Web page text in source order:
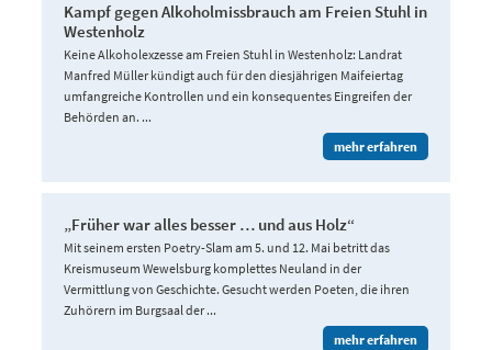
Kampf gegen Alkoholmissbrauch am Freien Stuhl in
Westenholz
Keine Alkoholexzesse am Freien Stuhl in Westenholz: Landrat
Manfred Müller kündigt auch für den diesjährigen Maifeiertag
umfangreiche Kontrollen und ein konsequentes Eingreifen der
Behörden an. ...
mehr erfahren
„Früher war alles besser … und aus Holz“
Mit seinem ersten Poetry-Slam am 5. und 12. Mai betritt das
Kreismuseum Wewelsburg komplettes Neuland in der
Vermittlung von Geschichte. Gesucht werden Poeten, die ihren
Zuhörern im Burgsaal der ...
mehr erfahren